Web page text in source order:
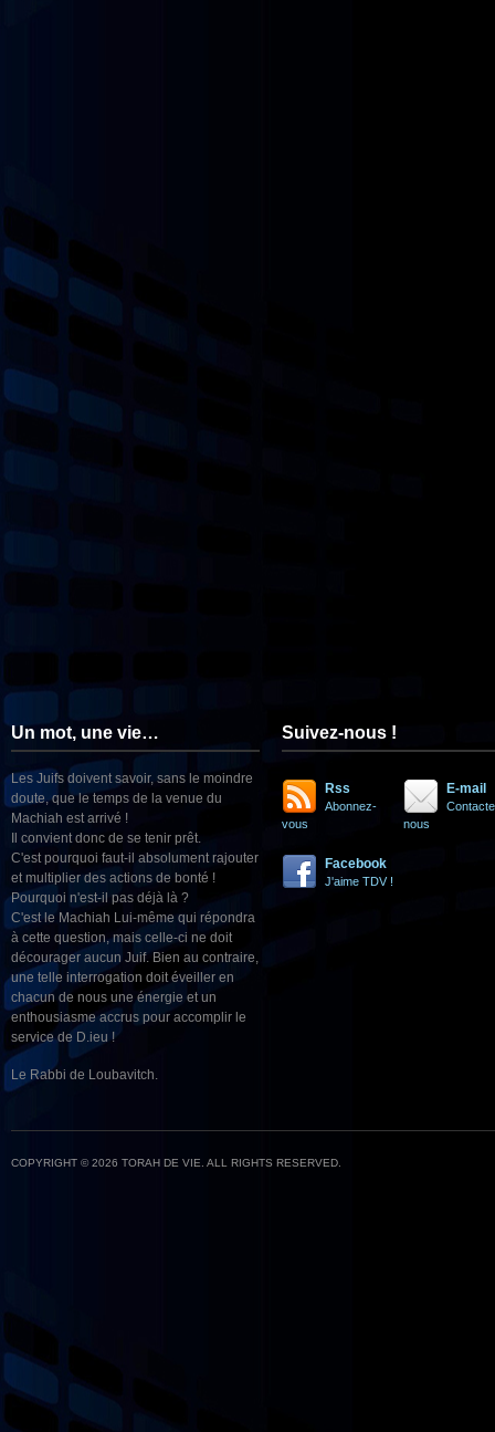
Un mot, une vie…
Les Juifs doivent savoir, sans le moindre
doute, que le temps de la venue du
Machiah est arrivé !
Il convient donc de se tenir prêt.
C'est pourquoi faut-il absolument rajouter
et multiplier des actions de bonté !
Pourquoi n'est-il pas déjà là ?
C'est le Machiah Lui-même qui répondra
à cette question, mais celle-ci ne doit
décourager aucun Juif. Bien au contraire,
une telle interrogation doit éveiller en
chacun de nous une énergie et un
enthousiasme accrus pour accomplir le
service de D.ieu !
Le Rabbi de Loubavitch.
Suivez-nous !
Rss
Abonnez-
vous
E-mail
nous
Facebook
J'aime TDV !
COPYRIGHT © 2026 TORAH DE VIE. ALL RIGHTS RESERVED.